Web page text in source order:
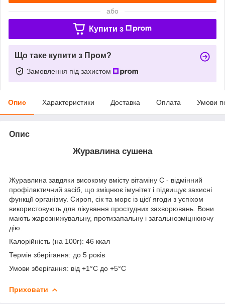
або
Купити з
Що таке купити з Пром?
Замовлення під захистом
Опис Характеристики Доставка Оплата Умови
Опис
Журавлина сушена
Журавлина завдяки високому вмісту вітаміну С - відмінний
профілактичний засіб, що зміцнює імунітет і підвищує захисні
функції організму. Сироп, сік та морс із цієї ягоди з успіхом
використовують для лікування простудних захворювань. Вони
мають жарознижувальну, протизапальну і загальнозміцнюючу
дію.
Калорійність (на 100г): 46 ккал
Термін зберігання: до 5 років
Умови зберігання: від +1°C до +5°C
Приховати